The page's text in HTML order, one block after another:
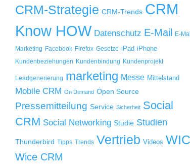
CRM-Strategie CRM-Trends CRM
Know HOW Datenschutz E-Mail E-
Marketing Facebook Firefox Gesetze iPad iPhone
Kundenbeziehungen Kundenbindung Kundenprojekt
Leadgenerierung marketing Messe Mittelstand
Mobile CRM On Demand Open Source
Pressemitteilung Service Sicherheit Social
CRM Social Networking Studie Studien
Thunderbird Tipps Trends Vertrieb Videos
Wice CRM